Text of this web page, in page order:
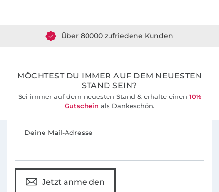
MÖCHTEST DU IMMER AUF DEM NEUESTEN
STAND SEIN?
Sei immer auf dem neuesten Stand & erhalte einen 10%
Gutschein als Dankeschön.
Deine Mail-Adresse
Jetzt anmelden